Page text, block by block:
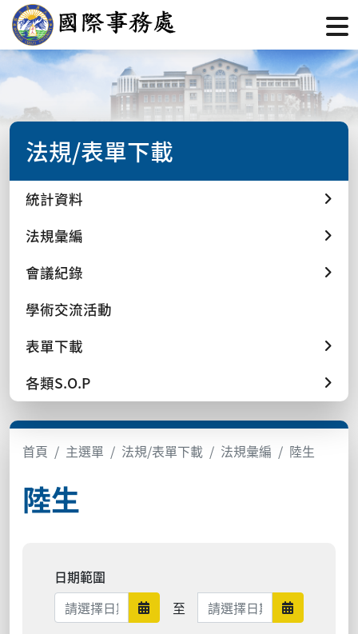
法規/表單下載
統計資料
法規彙編
會議紀錄
學術交流活動
表單下載
各類S.O.P
首頁 主選單 法規/表單下載 法規彙編 陸生
陸生
日期範圍
日期範圍開始
至 日期範圍結束 日期範圍